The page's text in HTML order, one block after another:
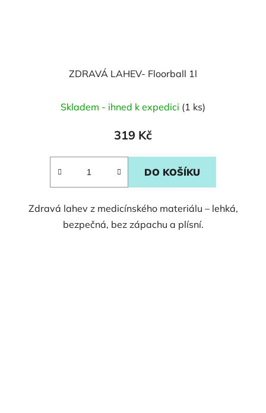
ZDRAVÁ LAHEV- Floorball 1l
Skladem - ihned k expedici (1 ks)
319 Kč
DO KOŠÍKU
Zdravá lahev z medicínského materiálu – lehká,
bezpečná, bez zápachu a plísní.